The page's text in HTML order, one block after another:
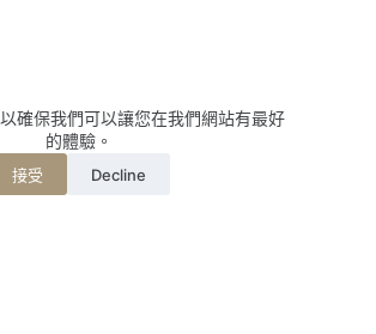
確保我們可以讓您在我們網站有最好
的體驗。
接受 Decline